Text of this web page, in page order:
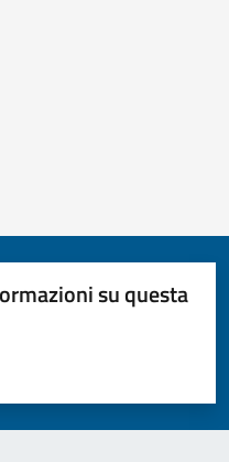
su questa
5